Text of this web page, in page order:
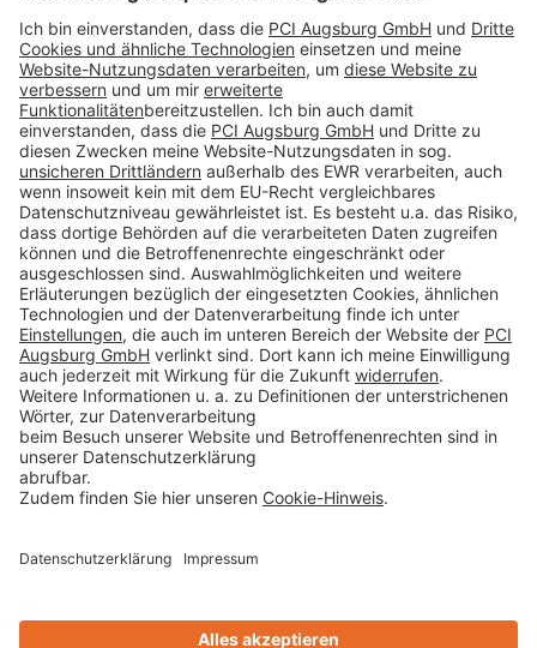
Impressum
Datenschutz
AGB
Rechtliche Hinweise
Cookie-Einstellungen öffnen
Betroffenenrechte
www.bimobject.com
Sika Deutschland - heinze.de
www.naturstein-datenbank.de